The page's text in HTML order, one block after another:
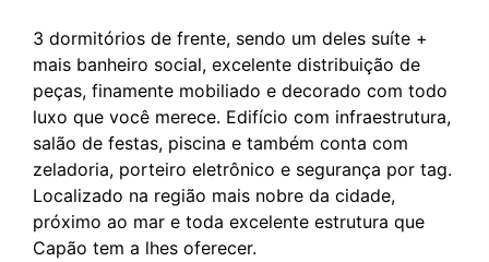
3 dormitórios de frente, sendo um deles suíte +
mais banheiro social, excelente distribuição de
peças, finamente mobiliado e decorado com todo
luxo que você merece. Edifício com infraestrutura,
salão de festas, piscina e também conta com
zeladoria, porteiro eletrônico e segurança por tag.
Localizado na região mais nobre da cidade,
próximo ao mar e toda excelente estrutura que